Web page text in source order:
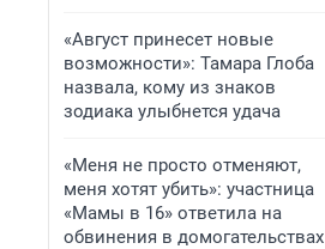
«Август принесет новые
возможности»: Тамара Глоба
назвала, кому из знаков
зодиака улыбнется удача
«Меня не просто отменяют,
меня хотят убить»: участница
«Мамы в 16» ответила на
обвинения в домогательствах